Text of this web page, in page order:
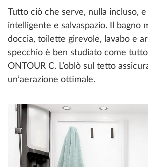
Tutto ciò che serve, nulla incluso,
intelligente e salvaspazio. Il bagno
doccia, toilette girevole, lavabo e
specchio è ben studiato come
ONTOUR C. L’oblò sul tetto
un’aerazione ottimale.